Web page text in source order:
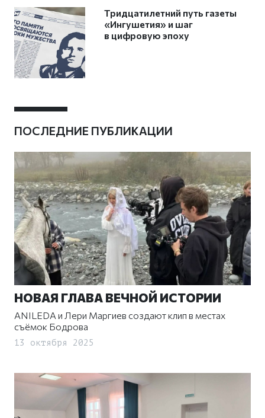
Тридцатилетний путь газеты
«Ингушетия» и шаг
в цифровую эпоху
ПОСЛЕДНИЕ ПУБЛИКАЦИИ
НОВАЯ ГЛАВА ВЕЧНОЙ ИСТОРИИ
ANILEDA и Лери Маргиев создают клип в местах
съёмок Бодрова
13 октября 2025